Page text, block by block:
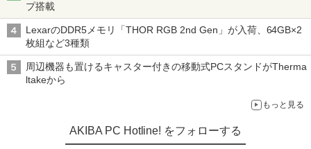
プ搭載
LexarのDDR5メモリ「THOR RGB 2nd Gen」が入荷、64GB×2
枚組など3種類
周辺機器も置けるキャスター付きの移動式PCスタンドがTherma
ltakeから
もっと見る
AKIBA PC Hotline! をフォローする